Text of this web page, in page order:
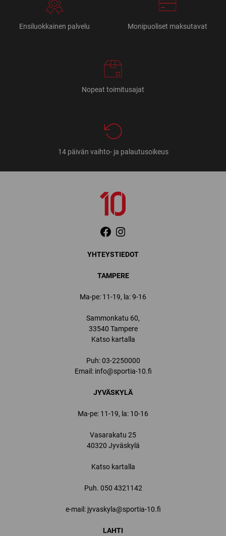
Ensiluokkainen palvelu Monipuoliset maksutavat
Nopeat toimitusajat
14 päivän vaihto- ja palautusoikeus
YHTEYSTIEDOT
TAMPERE
Ma-pe: 11-19, la: 9-16
Sammonkatu 60,
33540 Tampere
Katso kartalla
Puh:03-2250000
Email: info@sportia-10.fi
JYVÄSKYLÄ
Ma-pe: 11-19, la: 10-16
Vasarakatu 25
40320 Jyväskylä
Katso kartalla
Puh. 050 4321142
e-mail: jyvaskyla@sportia-10.fi
LAHTI